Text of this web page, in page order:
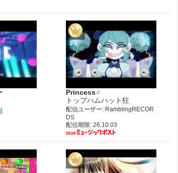
Princess♂
トップハムハット狂
配信ユーザー: RamblingRECOR
DS
配信期限: 26.10.03